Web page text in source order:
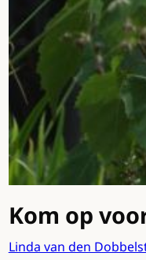
Kom op
Linda van den